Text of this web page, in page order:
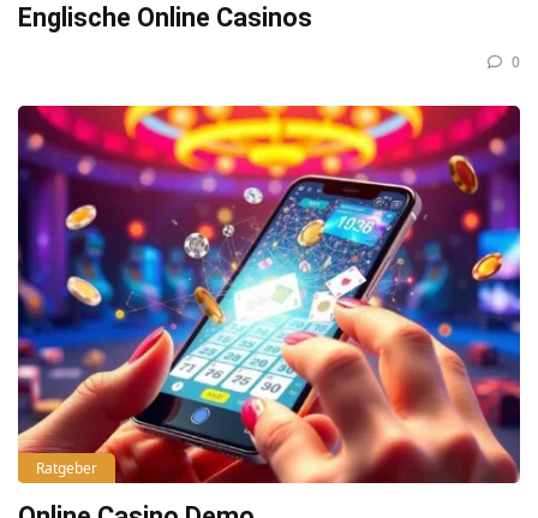
Englische Online Casinos
0
Ratgeber